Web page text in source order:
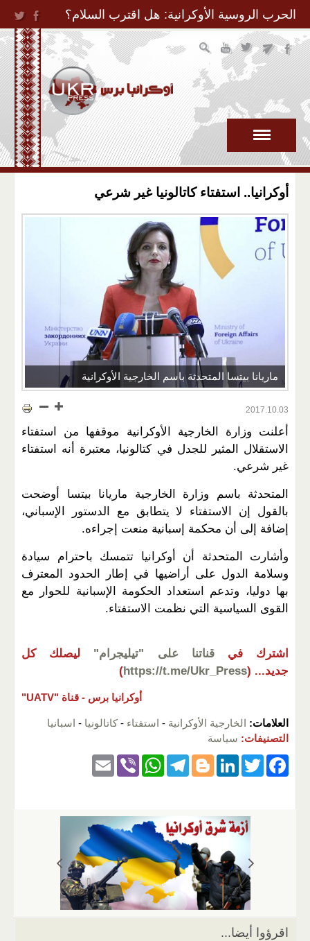
Jump to Navigation
الحرب الروسية الأوكرانية: هل اقترب السلام؟
أوكرانيا.. استفتاء كاتالونيا غير شرعي
ماريانا بيتسا المتحدثة باسم الخارجية الأوكرانية
2017.10.03
أعلنت وزارة الخارجية الأوكرانية موقفها من استفتاء
الاستقلال المثير للجدل في كتالونيا، معتبرة أنه استفتاء
غير شرعي.
المتحدثة باسم وزارة الخارجية ماريانا بيتسا أوضحت
بالقول إن الاستفتاء لا يتطابق مع الدستور الإسباني،
إضافة إلى أن محكمة إسبانية منعت إجراءه.
وأشارت المتحدثة أن أوكرانيا تتمسك باحترام سيادة
وسلامة الدول على أراضيها في إطار الحدود المعترف
بها دوليا، وتدعم استعداد الحكومة الإسبانية للحوار مع
القوى السياسية التي نظمت الاستفتاء.
اشترك في قناتنا على "تيليجرام"
ليصلك كل
جديد... (
https://t.me/Ukr_Press
)
أوكرانيا برس - قناة "UATV"
العلامات: الخارجية الأوكرانية - استفتاء - كاتالونيا - اسبانيا
التصنيفات: سياسة
F
k
T
er
Li
e
dI
n
Bl
g
er
T
gr
a
m
W
s
A
p
p
Vi
اقرؤوا أيضا...